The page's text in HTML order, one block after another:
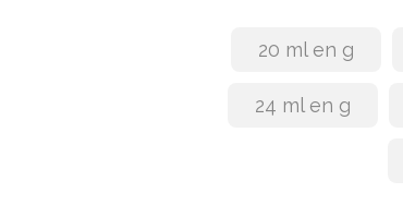
20 ml en g
24 ml en g